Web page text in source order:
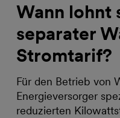
Wann lohnt
separater
Stromtarif?
Für den Betrieb von
Energieversorger
reduzierten